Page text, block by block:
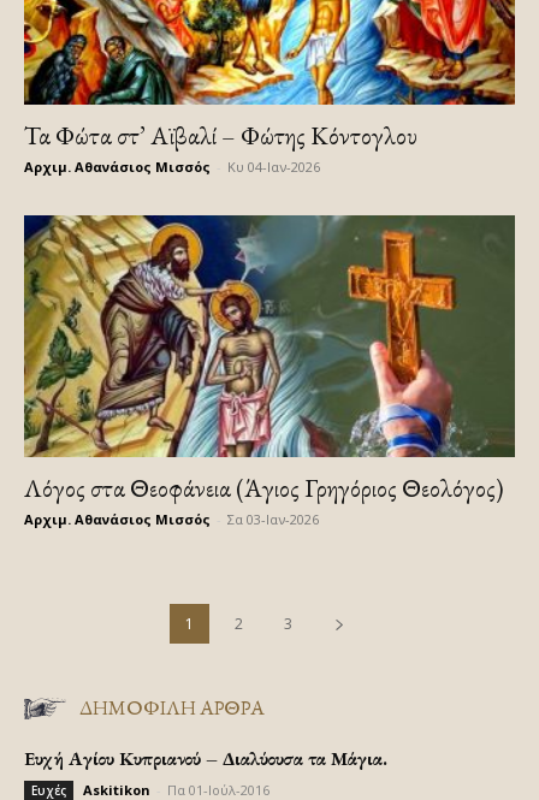
Τα Φώτα στ’ Αϊβαλί – Φώτης Κόντογλου
Αρχιμ. Αθανάσιος Μισσός Κυ 04-Ιαν-2026
Λόγος στα Θεοφάνεια (Άγιος Γρηγόριος Θεολόγος)
Αρχιμ. Αθανάσιος Μισσός Σα 03-Ιαν-2026
1 2 3
ΔΗΜΟΦΙΛΗ ΑΡΘΡΑ
Ευχή Αγίου Κυπριανού – Διαλύουσα τα Μάγια.
Ευχές Askitikon Πα 01-Ιούλ-2016